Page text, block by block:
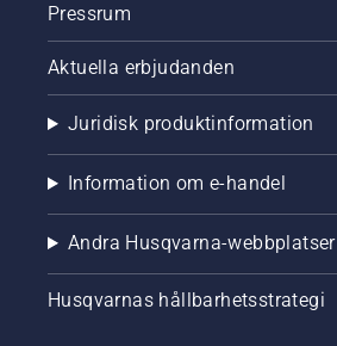
Pressrum
Aktuella erbjudanden
Juridisk produktinformation
Information om e-handel
Andra Husqvarna-webbplatser
Husqvarnas hållbarhetsstrategi